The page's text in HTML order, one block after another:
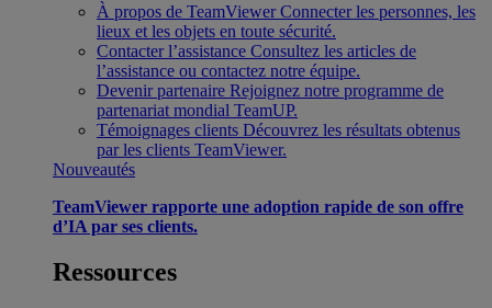
À propos de TeamViewer Connecter les personnes, les
lieux et les objets en toute sécurité.
Contacter l’assistance Consultez les articles de
l’assistance ou contactez notre équipe.
Devenir partenaire Rejoignez notre programme de
partenariat mondial TeamUP.
Témoignages clients Découvrez les résultats obtenus
par les clients TeamViewer.
Nouveautés
TeamViewer rapporte une adoption rapide de son offre
d’IA par ses clients.
Ressources